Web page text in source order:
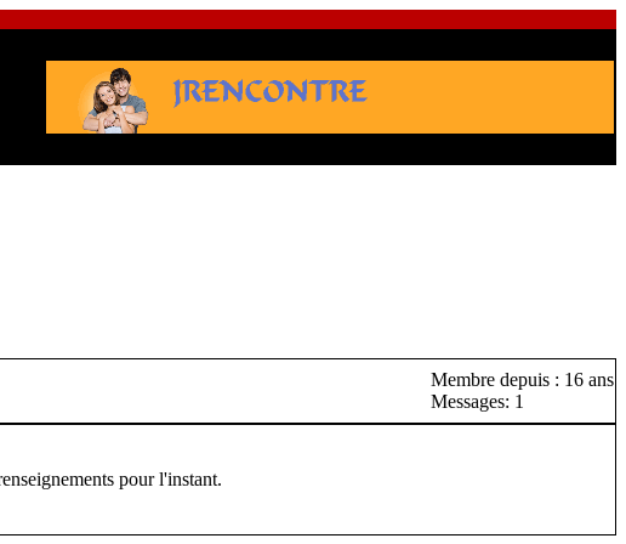
Membre depuis : 16 ans
Messages: 1
pour l'instant.